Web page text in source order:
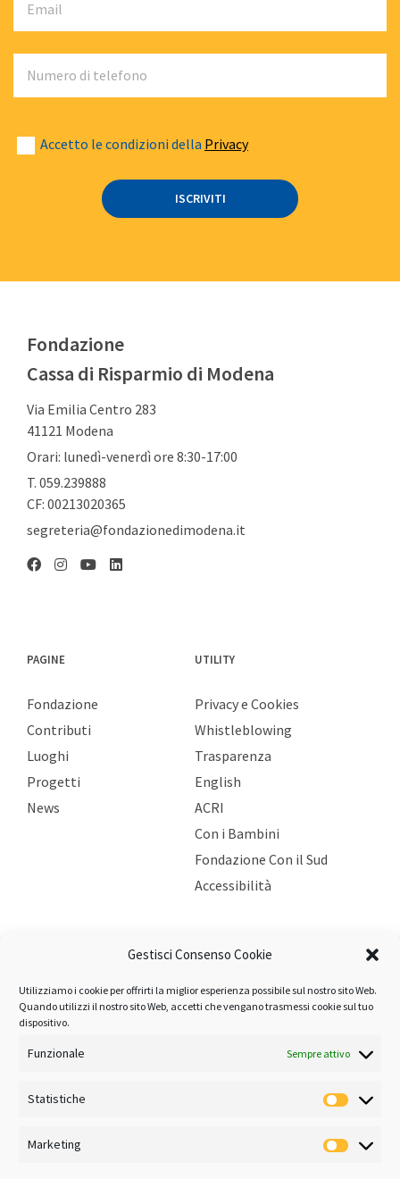
Gestisci Consenso Cookie
Utilizziamo i cookie per offrirti la miglior esperienza possibile sul nostro sito Web.
Quando utilizzi il nostro sito Web, accetti che vengano trasmessi cookie sul tuo
dispositivo.
Funzionale Sempre attivo
Statistiche
Marketing
Accetto le condizioni della Privacy
Fondazione
Cassa di Risparmio di Modena
Via Emilia Centro 283
41121 Modena
Orari: lunedì-venerdì ore 8:30-17:00
T. 059.239888
CF: 00213020365
segreteria@fondazionedimodena.it
PAGINE
Fondazione
Contributi
Luoghi
Progetti
News
UTILITY
Privacy e Cookies
Whistleblowing
Trasparenza
English
ACRI
Con i Bambini
Fondazione Con il Sud
Accessibilità
Bando Persona: pubblicati gli esiti 2026
5 Agosto 2026
Poesia Festival torna con la ventiduesima edizione
BANDI